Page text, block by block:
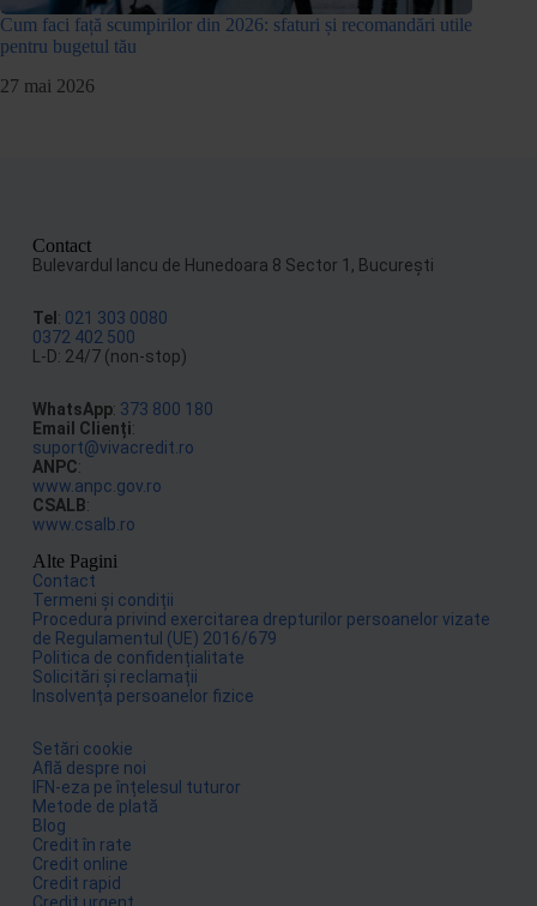
Cum faci față scumpirilor din 2026: sfaturi și recomandări utile
pentru bugetul tău
27 mai 2026
Contact
Bulevardul Iancu de Hunedoara 8 Sector 1, Bucureşti
Tel: 021 303 0080
0372 402 500
L-D: 24/7 (non-stop)
WhatsApp: 373 800 180
Email Clienți:
suport@vivacredit.ro
ANPC:
www.anpc.gov.ro
CSALB:
www.csalb.ro
Alte Pagini
Contact
Termeni și condiții
Procedura privind exercitarea drepturilor persoanelor vizate
de Regulamentul (UE) 2016/679
Politica de confidențialitate
Solicitări și reclamații
Insolvența persoanelor fizice
Setări cookie
Află despre noi
IFN-eza pe înțelesul tuturor
Metode de plată
Blog
Credit în rate
Credit online
Credit rapid
Credit urgent